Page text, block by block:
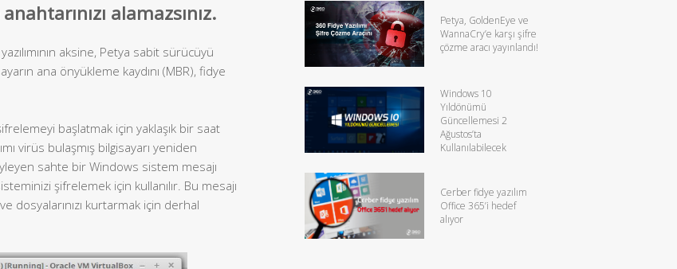
alamazsınız.
aksine, Petya sabit sürücüyü
ana önyükleme kaydını (MBR), fidye
başlatmak için yaklaşık bir saat
virüs bulaşmış bilgisayarı yeniden
sahte bir Windows sistem mesajı
şifrelemek için kullanılır. Bu mesajı
kurtarmak için derhal
Petya, GoldenEye ve
WannaCry’e karşı şifre
çözme aracı yayınlandı!
Windows 10
Yıldönümü
Güncellemesi 2
Ağustos’ta
Kullanılabilecek
Cerber fidye yazılım
Office 365’i hedef
alıyor